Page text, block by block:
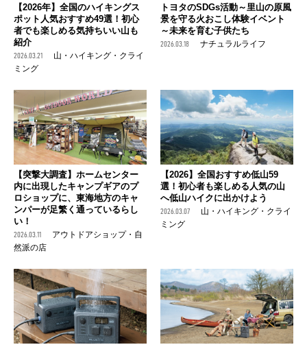
【2026年】全国のハイキングス
ポット人気おすすめ49選！初心
者でも楽しめる気持ちいい山も
紹介
2026.03.21
山・ハイキング・クライ
ミング
トヨタのSDGs活動～里山の原風
景を守る火おこし体験イベント
～未来を育む子供たち
2026.03.18 ナチュラルライフ
【突撃大調査】ホームセンター
内に出現したキャンプギアのプ
ロショップに、東海地方のキャ
ンパーが足繁く通っているらし
い！
2026.03.11
アウトドアショップ・自
然派の店
【2026】全国おすすめ低山59
選！初心者も楽しめる人気の山
へ低山ハイクに出かけよう
2026.03.07
山・ハイキング・クライ
ミング